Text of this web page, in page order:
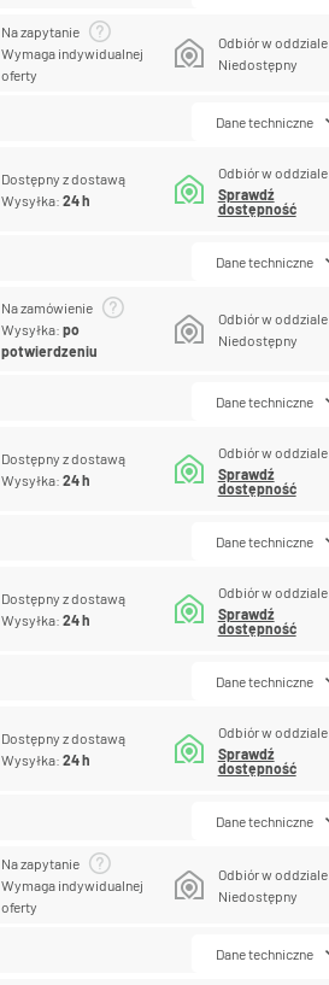
Na zapytanie
Wymaga indywidualnej
oferty
Odbiór w oddziale
Niedostępny
Dane techniczne
Dostępny z dostawą
Wysyłka:24 h
Odbiór w oddziale
Sprawdź
dostępność
Dane techniczne
Na zamówienie
Wysyłka:po
potwierdzeniu
Odbiór w oddziale
Niedostępny
Dane techniczne
Dostępny z dostawą
Wysyłka:24 h
Odbiór w oddziale
Sprawdź
dostępność
Dane techniczne
Dostępny z dostawą
Wysyłka:24 h
Odbiór w oddziale
Sprawdź
dostępność
Dane techniczne
Dostępny z dostawą
Wysyłka:24 h
Odbiór w oddziale
Sprawdź
dostępność
Dane techniczne
Na zapytanie
Wymaga indywidualnej
oferty
Odbiór w oddziale
Niedostępny
Dane techniczne